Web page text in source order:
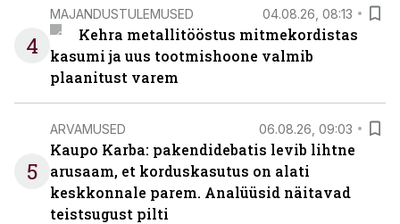
4
MAJANDUSTULEMUSED 04.08.26, 08:13
Kehra metallitööstus mitmekordistas
kasumi ja uus tootmishoone valmib
plaanitust varem
5
ARVAMUSED 06.08.26, 09:03
Kaupo Karba: pakendidebatis levib lihtne
arusaam, et korduskasutus on alati
keskkonnale parem. Analüüsid näitavad
teistsugust pilti